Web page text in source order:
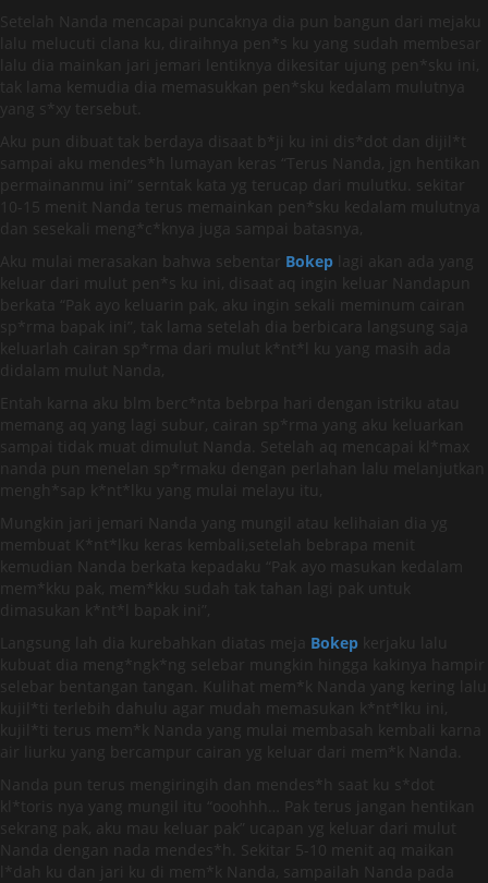
Setelah Nanda mencapai puncaknya dia pun bangun dari mejaku
lalu melucuti clana ku, diraihnya pen*s ku yang sudah membesar
lalu dia mainkan jari jemari lentiknya dikesitar ujung pen*sku ini,
tak lama kemudia dia memasukkan pen*sku kedalam mulutnya
yang s*xy tersebut.
Aku pun dibuat tak berdaya disaat b*ji ku ini dis*dot dan dijil*t
sampai aku mendes*h lumayan keras “Terus Nanda, jgn hentikan
permainanmu ini” serntak kata yg terucap dari mulutku. sekitar
10-15 menit Nanda terus memainkan pen*sku kedalam mulutnya
dan sesekali meng*c*knya juga sampai batasnya,
Aku mulai merasakan bahwa sebentar Bokep lagi akan ada yang
keluar dari mulut pen*s ku ini, disaat aq ingin keluar Nandapun
berkata “Pak ayo keluarin pak, aku ingin sekali meminum cairan
sp*rma bapak ini”, tak lama setelah dia berbicara langsung saja
keluarlah cairan sp*rma dari mulut k*nt*l ku yang masih ada
didalam mulut Nanda,
Entah karna aku blm berc*nta bebrpa hari dengan istriku atau
memang aq yang lagi subur, cairan sp*rma yang aku keluarkan
sampai tidak muat dimulut Nanda. Setelah aq mencapai kl*max
nanda pun menelan sp*rmaku dengan perlahan lalu melanjutkan
mengh*sap k*nt*lku yang mulai melayu itu,
Mungkin jari jemari Nanda yang mungil atau kelihaian dia yg
membuat K*nt*lku keras kembali,setelah bebrapa menit
kemudian Nanda berkata kepadaku “Pak ayo masukan kedalam
mem*kku pak, mem*kku sudah tak tahan lagi pak untuk
dimasukan k*nt*l bapak ini”,
Langsung lah dia kurebahkan diatas meja Bokep kerjaku lalu
kubuat dia meng*ngk*ng selebar mungkin hingga kakinya hampir
selebar bentangan tangan. Kulihat mem*k Nanda yang kering lalu
kujil*ti terlebih dahulu agar mudah memasukan k*nt*lku ini,
kujil*ti terus mem*k Nanda yang mulai membasah kembali karna
air liurku yang bercampur cairan yg keluar dari mem*k Nanda.
Nanda pun terus mengiringih dan mendes*h saat ku s*dot
kl*toris nya yang mungil itu “ooohhh… Pak terus jangan hentikan
sekrang pak, aku mau keluar pak” ucapan yg keluar dari mulut
Nanda dengan nada mendes*h. Sekitar 5-10 menit aq maikan
l*dah ku dan jari ku di mem*k Nanda, sampailah Nanda pada